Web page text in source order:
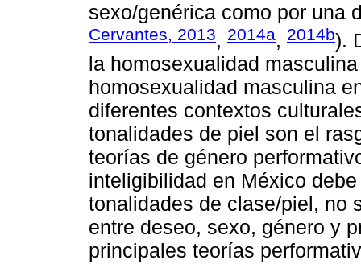
sexo/genérica como por una
Cervantes, 2013, 2014a, 2014b).
la homosexualidad
homosexualidad masculina
diferentes contextos
tonalidades de piel son el
teorías de género
inteligibilidad en México
tonalidades de clase/piel, no
entre deseo, sexo, género y
principales teorías